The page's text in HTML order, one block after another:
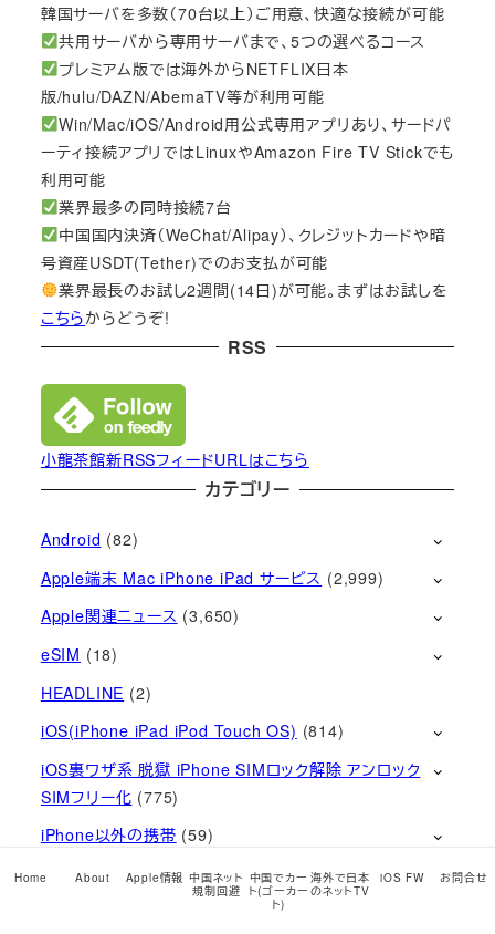
韓国サーバを多数（70台以上）ご用意、快適な接続が可能
共用サーバから専用サーバまで、5つの選べるコース
プレミアム版では海外からNETFLIX日本
版/hulu/DAZN/AbemaTV等が利用可能
Win/Mac/iOS/Android用公式専用アプリあり、サードパ
ーティ接続アプリではLinuxやAmazon Fire TV Stickでも
利用可能
業界最多の同時接続7台
中国国内決済（WeChat/Alipay）、クレジットカードや暗
号資産USDT(Tether)でのお支払が可能
業界最長のお試し2週間(14日)が可能。まずはお試しを
こちらからどうぞ!
RSS
小龍茶館新RSSフィードURLはこちら
カテゴリー
Android (82)
Apple端末 Mac iPhone iPad サービス (2,999)
Apple関連ニュース (3,650)
eSIM (18)
HEADLINE (2)
iOS(iPhone iPad iPod Touch OS) (814)
iOS裏ワザ系 脱獄 iPhone SIMロック解除 アンロック
SIMフリー化 (775)
iPhone以外の携帯 (59)
VPN 中国ネット規制回避 壁越え(171)
Home About Apple情報 中国ネット
規制回避
中国でカー
ト(ゴーカー
ト)
海外で日本
のネットTV
iOS FW お問合せ